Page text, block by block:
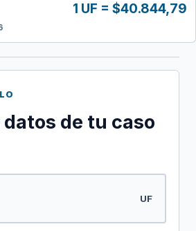
1 UF = $40.844,79
de tu caso
UF